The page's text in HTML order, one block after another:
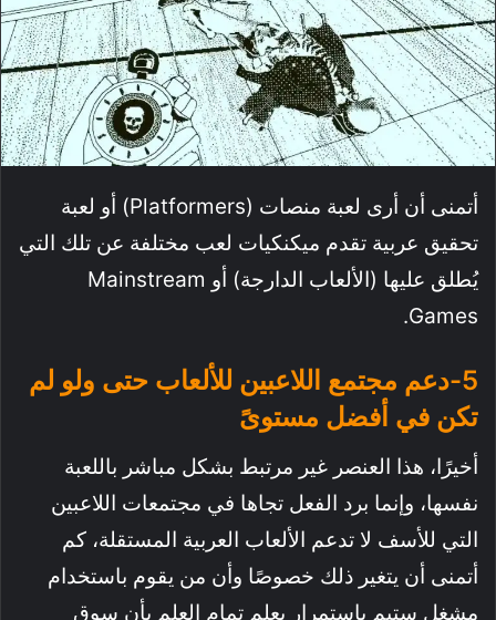
أتمنى أن أرى لعبة منصات (Platformers) أو لعبة
تحقيق عربية تقدم ميكنكيات لعب مختلفة عن تلك التي
يُطلق عليها (الألعاب الدارجة) أو Mainstream
Games.
5-دعم مجتمع اللاعبين للألعاب حتى ولو لم
تكن في أفضل مستوىً
أخيرًا، هذا العنصر غير مرتبط بشكل مباشر باللعبة
نفسها، وإنما برد الفعل تجاها في مجتمعات اللاعبين
التي للأسف لا تدعم الألعاب العربية المستقلة، كم
أتمنى أن يتغير ذلك خصوصًا وأن من يقوم باستخدام
مشغل ستيم باستمرار يعلم تمام العلم بأن سوق